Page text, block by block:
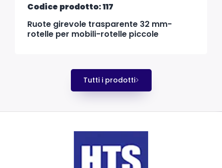
Codice prodotto: 117
Ruote girevole trasparente 32 mm-
rotelle per mobili-rotelle piccole
Tutti i prodotti